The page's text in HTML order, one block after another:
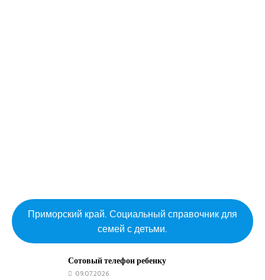
Приморский край. Социальный справочник для
семей с детьми.
Сотовый телефон ребенку
09.07.2026